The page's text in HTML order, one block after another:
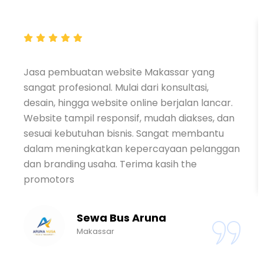
Jasa pembuatan website Makassar yang
sangat profesional. Mulai dari konsultasi,
desain, hingga website online berjalan lancar.
Website tampil responsif, mudah diakses, dan
sesuai kebutuhan bisnis. Sangat membantu
dalam meningkatkan kepercayaan pelanggan
dan branding usaha. Terima kasih the
promotors
Sewa Bus Aruna
Makassar